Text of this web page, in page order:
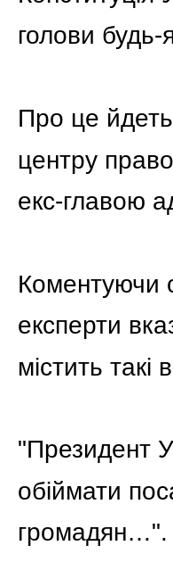
голови будь-
Про це
центру
екс-главою
Коментуючи
експерти
містить
"Президент
обіймати
громадян…".